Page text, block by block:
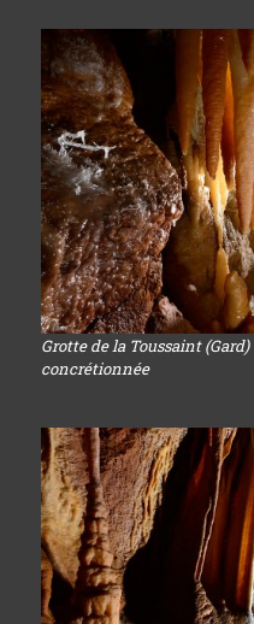
Grotte de la Toussaint
concrétionnée